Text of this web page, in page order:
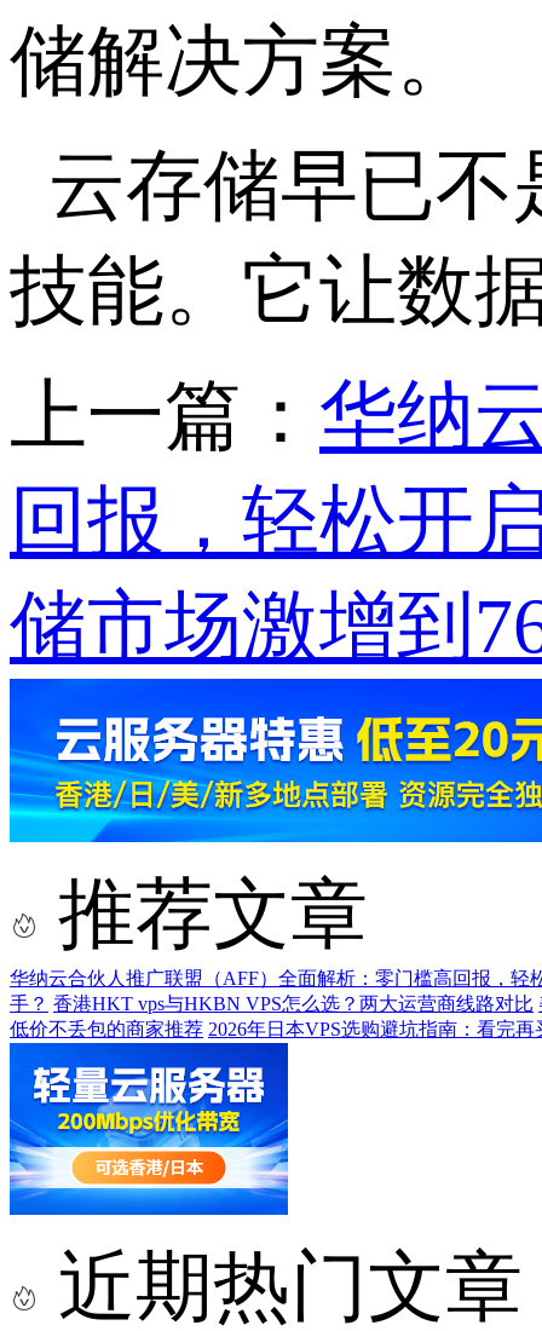
储解决方案。
云存储早已不
技能。它让数
上一篇： 华纳
回报，轻松开
储市场激增到
推荐文章
华纳云合伙人推广联盟（AFF）全面解析：零门槛高回报，轻
手？ 香港HKT vps与HKBN VPS怎么选？两大运营商线路对比
低价不丢包的商家推荐 2026年日本VPS选购避坑指南：看完再
近期热门文章